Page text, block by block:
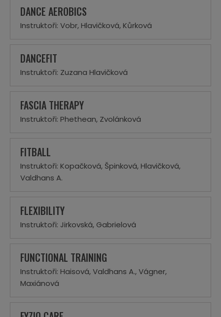
DANCE AEROBICS
Instruktoři: Vobr, Hlavičková, Kůrková
DANCEFIT
Instruktoři: Zuzana Hlavičková
FASCIA THERAPY
Instruktoři: Phethean, Zvolánková
FITBALL
Instruktoři: Kopačková, Špinková, Hlavičková,
Valdhans A.
FLEXIBILITY
Instruktoři: Jirkovská, Gabrielová
FUNCTIONAL TRAINING
Instruktoři: Haisová, Valdhans A., Vágner,
Maxiánová